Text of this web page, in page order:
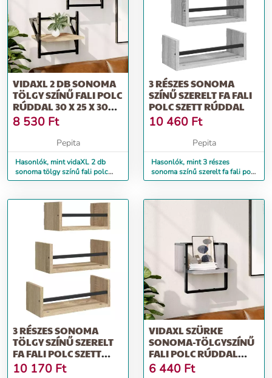
VIDAXL 2 DB SONOMA
TÖLGY SZÍNŰ FALI POLC
RÚDDAL 30 X 25 X 30
CM
8 530 Ft
Pepita
Hasonlók, mint vidaXL 2 db
sonoma tölgy színű fali polc
rúddal 30 x 25 x 30 cm
3 RÉSZES SONOMA
SZÍNŰ SZERELT FA FALI
POLC SZETT RÚDDAL
10 460 Ft
Pepita
Hasonlók, mint 3 részes
sonoma színű szerelt fa fali polc
szett rúddal
3 RÉSZES SONOMA
TÖLGY SZÍNŰ SZERELT
FA FALI POLC SZETT
RÚDDAL
10 170 Ft
VIDAXL SZÜRKE
SONOMA-TÖLGYSZÍNŰ
FALI POLC RÚDDAL
30X25X30 CM
6 440 Ft